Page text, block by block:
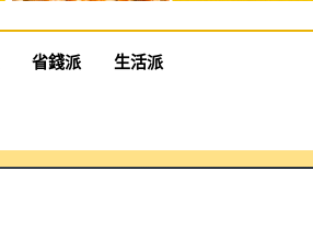
省錢派 生活派